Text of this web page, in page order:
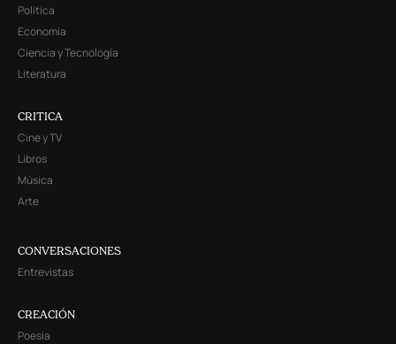
Política
Economía
Ciencia y Tecnología
Literatura
CRITICA
Cine y TV
Libros
Música
Arte
CONVERSACIONES
Entrevistas
CREACIÓN
Poesía